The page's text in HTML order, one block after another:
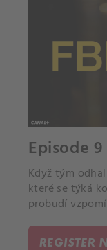
Episode
Když tým
které se týká
probudí
REGISTER